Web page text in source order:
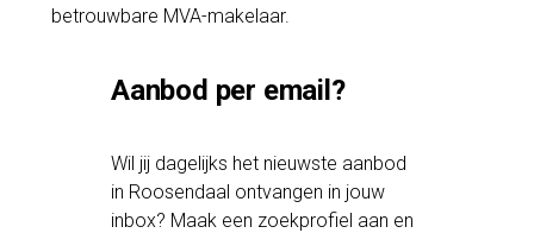
betrouwbare MVA-makelaar.
Aanbod per email?
Wil jij dagelijks het nieuwste aanbod
in Roosendaal ontvangen in jouw
inbox? Maak een zoekprofiel aan en